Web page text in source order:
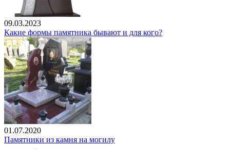
09.03.2023
Какие формы памятника бывают и для кого?
01.07.2020
Памятники из камня на могилу